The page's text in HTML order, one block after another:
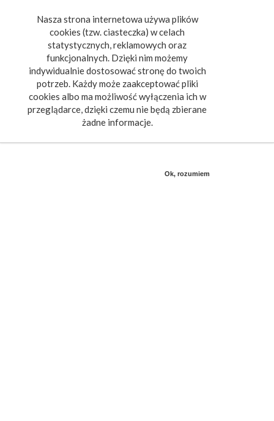
Nasza strona internetowa używa plików
cookies (tzw. ciasteczka) w celach
statystycznych, reklamowych oraz
funkcjonalnych. Dzięki nim możemy
indywidualnie dostosować stronę do twoich
potrzeb. Każdy może zaakceptować pliki
cookies albo ma możliwość wyłączenia ich w
przeglądarce, dzięki czemu nie będą zbierane
żadne informacje.
Ok, rozumiem